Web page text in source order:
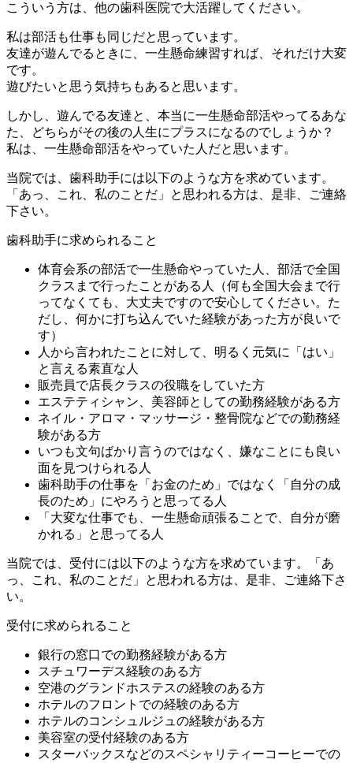
こういう方は、他の歯科医院で大活躍してください。
私は部活も仕事も同じだと思っています。
友達が遊んでるときに、一生懸命練習すれば、それだけ大変
です。
遊びたいと思う気持ちもあると思います。
しかし、遊んでる友達と、本当に一生懸命部活やってるあな
た、どちらがその後の人生にプラスになるのでしょうか？
私は、一生懸命部活をやっていた人だと思います。
当院では、歯科助手には以下のような方を求めています。
「あっ、これ、私のことだ」と思われる方は、是非、ご連絡
下さい。
歯科助手に求められること
体育会系の部活で一生懸命やっていた人、部活で全国
クラスまで行ったことがある人（何も全国大会まで行
ってなくても、大丈夫ですので安心してください。た
だし、何かに打ち込んでいた経験があった方が良いで
す）
人から言われたことに対して、明るく元気に「はい」
と言える素直な人
販売員で店長クラスの役職をしていた方
エステティシャン、美容師としての勤務経験がある方
ネイル・アロマ・マッサージ・整骨院などでの勤務経
験がある方
いつも文句ばかり言うのではなく、嫌なことにも良い
面を見つけられる人
歯科助手の仕事を「お金のため」ではなく「自分の成
長のため」にやろうと思ってる人
「大変な仕事でも、一生懸命頑張ることで、自分が磨
かれる」と思ってる人
当院では、受付には以下のような方を求めています。「あ
っ、これ、私のことだ」と思われる方は、是非、ご連絡下さ
い。
受付に求められること
銀行の窓口での勤務経験がある方
スチュワーデス経験のある方
空港のグランドホステスの経験のある方
ホテルのフロントでの経験のある方
ホテルのコンシュルジュの経験がある方
美容室の受付経験のある方
スターバックスなどのスペシャリティーコーヒーでの